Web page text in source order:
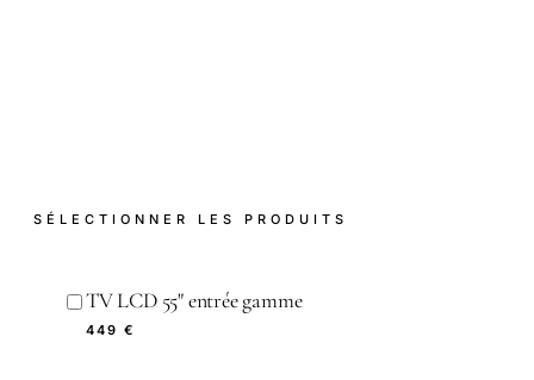
SÉLECTIONNER LES PRODUITS
TV LCD 55" entrée gamme
449 €